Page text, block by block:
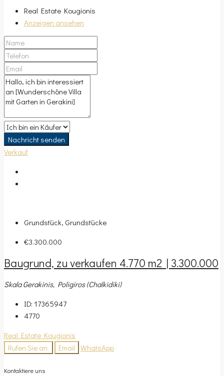
Real Estate Kougionis
Anzeigen ansehen
Nachricht senden
Verkauf
Grundstück, Grundstücke
€3.300.000
Baugrund, zu verkaufen 4.770 m2 | 3.300.000
Skala Gerakinis, Poligiros (Chalkidiki)
ID: 17365947
4770
Real Estate Kougionis
Rufen Sie an.
Email WhatsApp
Kontaktiere uns